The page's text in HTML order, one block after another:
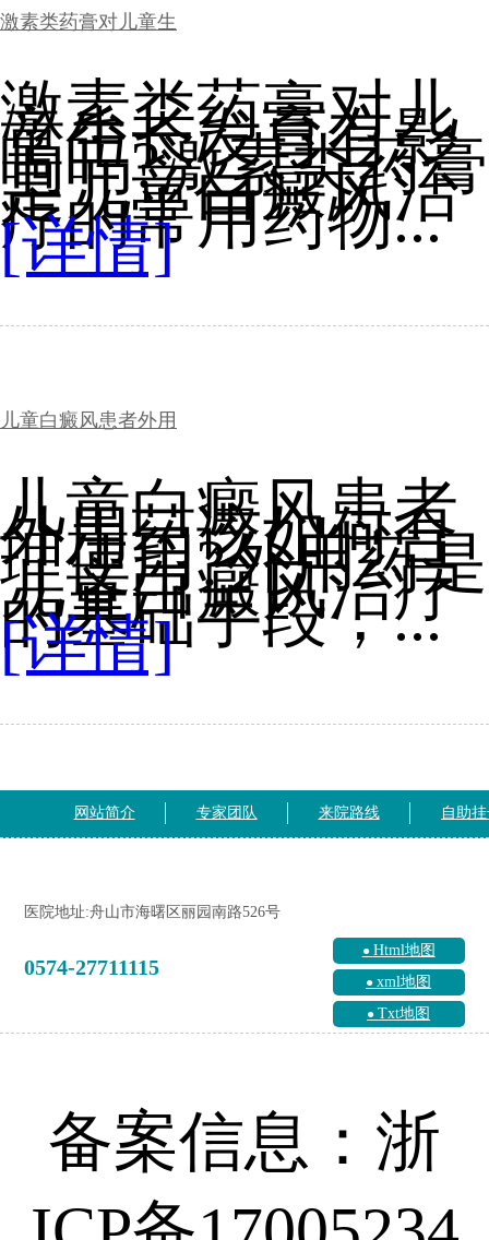
激素类药膏对儿童生
激素类药膏对儿
童生长发育有影
响吗?激素类药膏
是儿童白癜风治
疗的常用药物...
[详情]
儿童白癜风患者外用
儿童白癜风患者
外用药该如何合
理使用?外用药是
儿童白癜风治疗
的基础手段，...
[详情]
网站简介 专家团队 来院路线 自助
医院地址:舟山市海曙区丽园南路526号
0574-27711115
Html地图
xml地图
Txt地图
备案信息：浙